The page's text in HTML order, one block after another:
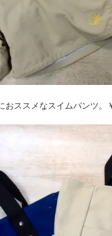
おススメなスイムパンツ。